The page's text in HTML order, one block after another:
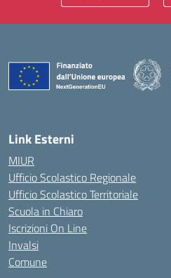
Link Esterni
MIUR
Ufficio Scolastico Regionale
Ufficio Scolastico Territoriale
Scuola in Chiaro
Iscrizioni On Line
Invalsi
Comune